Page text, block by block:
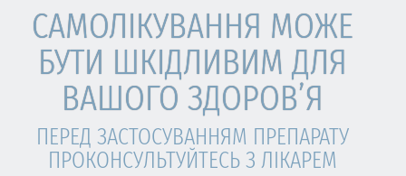
САМОЛІКУВАННЯ МОЖЕ
БУТИ ШКІДЛИВИМ ДЛЯ
ВАШОГО ЗДОРОВ’Я
ПЕРЕД ЗАСТОСУВАННЯМ ПРЕПАРАТУ
ПРОКОНСУЛЬТУЙТЕСЬ З ЛІКАРЕМ